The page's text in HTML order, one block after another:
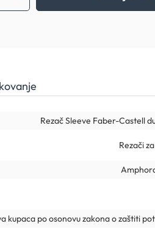
Rezač Sleeve Faber-Castell
Rezači
kupaca po osonovu zakona o zaštiti